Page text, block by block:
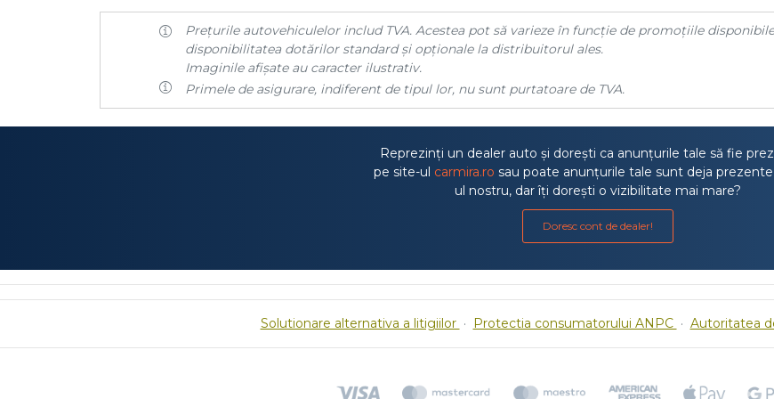
Prețurile autovehiculelor includ TVA. Acestea pot să varieze în funcție de promoțiile
disponibilitatea dotărilor standard și opționale la distribuitorul ales.
Imaginile afișate au caracter ilustrativ.
Primele de asigurare, indiferent de tipul lor, nu sunt purtatoare de TVA.
Reprezinți un dealer auto și dorești ca anunțurile tale să fie
pe site-ul carmira.ro sau poate anunțurile tale sunt deja
ul nostru, dar îți dorești o vizibilitate mai mare?
Doresc cont de dealer!
Solutionare alternativa a litigiilor · Protectia consumatorului ANPC · Autoritatea